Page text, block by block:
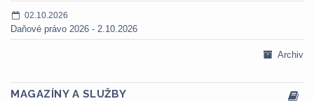
02.10.2026
Daňové právo 2026 - 2.10.2026
Archiv
MAGAZÍNY A SLUŽBY